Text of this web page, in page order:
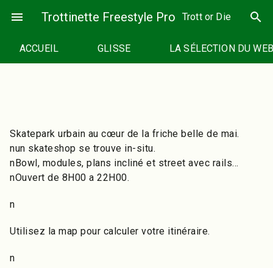
menu Trottinette Freestyle Pro Trott or Die search
ACCUEIL GLISSE LA SÉLECTION DU
Skatepark urbain au cœur de la friche belle de mai.
nun skateshop se trouve in-situ.
nBowl, modules, plans incliné et street avec rails…
nOuvert de 8H00 a 22H00.
n
Utilisez la map pour calculer votre itinéraire.
n